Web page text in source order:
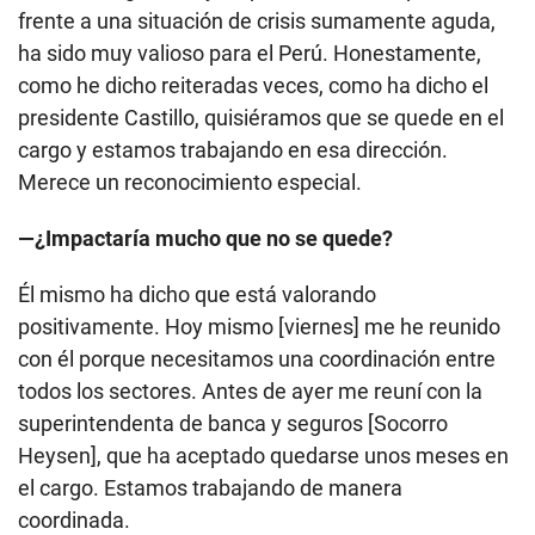
frente a una situación de crisis sumamente aguda,
ha sido muy valioso para el Perú. Honestamente,
como he dicho reiteradas veces, como ha dicho el
presidente Castillo, quisiéramos que se quede en el
cargo y estamos trabajando en esa dirección.
Merece un reconocimiento especial.
—¿Impactaría mucho que no se quede?
Él mismo ha dicho que está valorando
positivamente. Hoy mismo [viernes] me he reunido
con él porque necesitamos una coordinación entre
todos los sectores. Antes de ayer me reuní con la
superintendenta de banca y seguros [Socorro
Heysen], que ha aceptado quedarse unos meses en
el cargo. Estamos trabajando de manera
coordinada.